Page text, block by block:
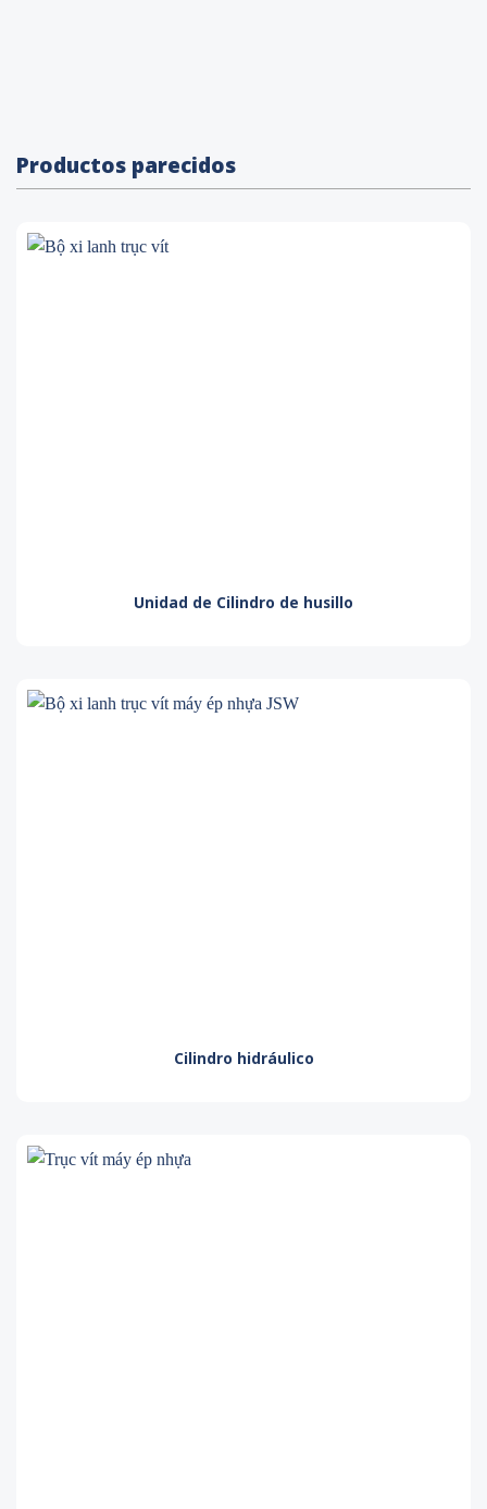
Productos parecidos
Unidad de Cilindro de husillo
Cilindro hidráulico